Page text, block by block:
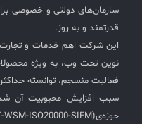
سازمان‌های دولتی و خصوصی
قدرتمند و به روز.
این شرکت اهم خدمات و
فعالیت منسجم، توانسته
سبب افزایش محبوبیت آن